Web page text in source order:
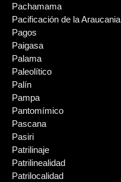
Pachamama
Pacificación de la Araucania
Pagos
Paigasa
Palama
Paleolítico
Palín
Pampa
Pantomímico
Pascana
Pasiri
Patrilinaje
Patrilinealidad
Patrilocalidad